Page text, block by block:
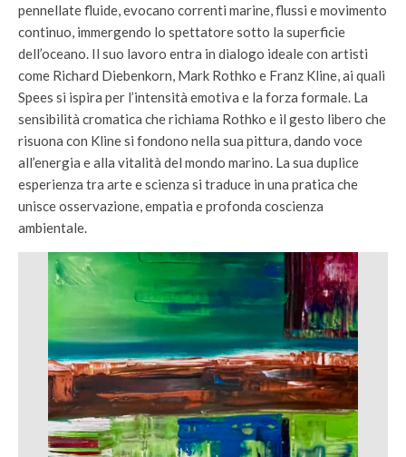
pennellate fluide, evocano correnti marine, flussi e movimento
continuo, immergendo lo spettatore sotto la superficie
dell’oceano. Il suo lavoro entra in dialogo ideale con artisti
come Richard Diebenkorn, Mark Rothko e Franz Kline, ai quali
Spees si ispira per l’intensità emotiva e la forza formale. La
sensibilità cromatica che richiama Rothko e il gesto libero che
risuona con Kline si fondono nella sua pittura, dando voce
all’energia e alla vitalità del mondo marino. La sua duplice
esperienza tra arte e scienza si traduce in una pratica che
unisce osservazione, empatia e profonda coscienza
ambientale.